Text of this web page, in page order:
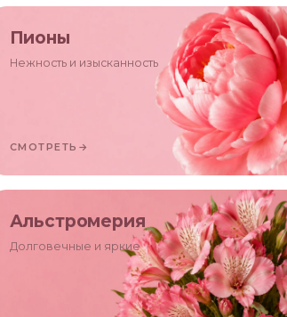
Пионы
Нежность и изысканность
СМОТРЕТЬ →
Альстромерия
Долговечные и яркие